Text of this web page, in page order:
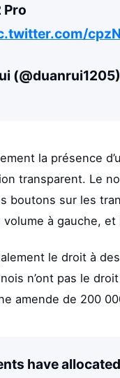
Pro
(@duanrui1205)
la présence
transparent. Le
boutons sur les
à gauche,
le droit à
n’ont pas le
amende de 200
have